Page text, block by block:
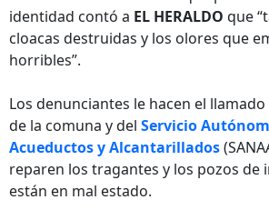
identidad contó a EL HERALDO que
cloacas destruidas y los olores que
horribles”.
Los denunciantes le hacen el
de la comuna y del Servicio
Acueductos y Alcantarillados
reparen los tragantes y los pozos de
están en mal estado.